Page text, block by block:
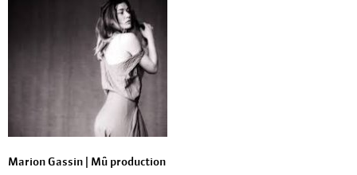
Marion Gassin | Mû production